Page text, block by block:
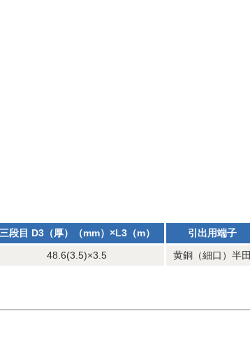
三段目 D3（厚）（mm）×L3（m） 引出用端子
48.6(3.5)×3.5 黄銅（細口）半田